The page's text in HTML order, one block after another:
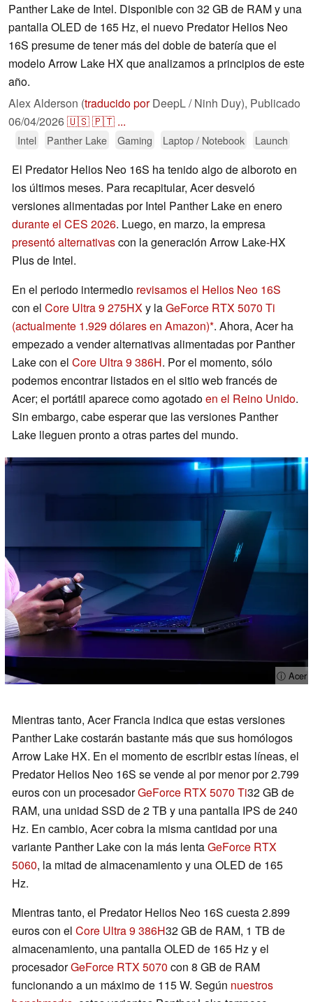
Panther Lake de Intel. Disponible con 32 GB de RAM y una
pantalla OLED de 165 Hz, el nuevo Predator Helios Neo
16S presume de tener más del doble de batería que el
modelo Arrow Lake HX que analizamos a principios de este
año.
Alex Alderson (traducido porDeepL / Ninh Duy), Publicado
06/04/2026🇺🇸🇵🇹 ...
Intel Panther Lake Gaming Laptop / Notebook Launch
El Predator Helios Neo 16S ha tenido algo de alboroto en
los últimos meses. Para recapitular, Acer desveló
versiones alimentadas por Intel Panther Lake en enero
durante el CES 2026. Luego, en marzo, la empresa
presentó alternativascon la generación Arrow Lake-HX
Plus de Intel.
En el periodo intermedio revisamos el Helios Neo 16S
con el Core Ultra 9 275HXy laGeForce RTX 5070 Ti
(actualmente 1.929 dólares en Amazon) . Ahora, Acer ha
empezado a vender alternativas alimentadas por Panther
Lake con el Core Ultra 9 386H. Por el momento, sólo
podemos encontrar listados en el sitio web francés de
Acer; el portátil aparece como agotadoen el Reino Unido.
Sin embargo, cabe esperar que las versiones Panther
Lake lleguen pronto a otras partes del mundo.
ⓘ Acer
Mientras tanto, Acer Francia indica que estas versiones
Panther Lake costarán bastante más que sus homólogos
Arrow Lake HX. En el momento de escribir estas líneas, el
Predator Helios Neo 16S se vende al por menor por 2.799
euros con un procesadorGeForce RTX 5070 Ti32 GB de
RAM, una unidad SSD de 2 TB y una pantalla IPS de 240
Hz. En cambio, Acer cobra la misma cantidad por una
variante Panther Lake con la más lentaGeForce RTX
5060, la mitad de almacenamiento y una OLED de 165
Hz.
Mientras tanto, el Predator Helios Neo 16S cuesta 2.899
euros con el Core Ultra 9 386H32 GB de RAM, 1 TB de
almacenamiento, una pantalla OLED de 165 Hz y el
procesadorGeForce RTX 5070 con 8 GB de RAM
funcionando a un máximo de 115 W. Según nuestros